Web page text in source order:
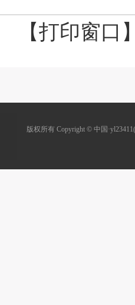
【打印窗口
版权所有 Copyright © 中国